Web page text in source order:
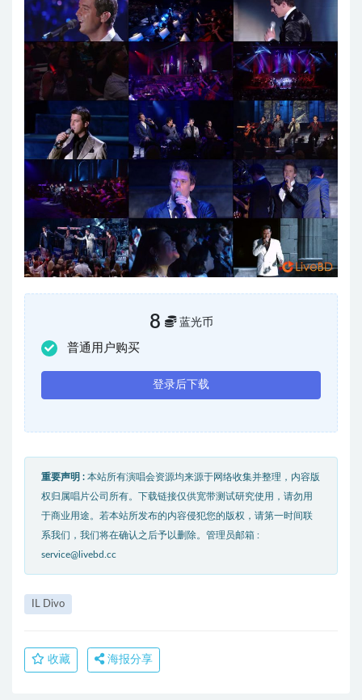
8 蓝光币
普通用户购买
登录后下载
重要声明 : 本站所有演唱会资源均来源于网络收集并整理，内容版
权归属唱片公司所有。下载链接仅供宽带测试研究使用，请勿用
于商业用途。若本站所发布的内容侵犯您的版权，请第一时间联
系我们，我们将在确认之后予以删除。管理员邮箱 :
service@livebd.cc
IL Divo
收藏 海报分享